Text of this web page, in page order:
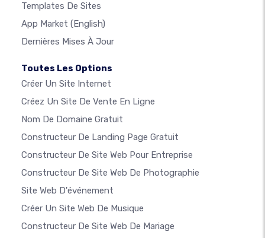
Templates De Sites
App Market (English)
Dernières Mises À Jour
Toutes Les Options
Créer Un Site Internet
Créez Un Site De Vente En Ligne
Nom De Domaine Gratuit
Constructeur De Landing Page Gratuit
Constructeur De Site Web Pour Entreprise
Constructeur De Site Web De Photographie
Site Web D'événement
Créer Un Site Web De Musique
Constructeur De Site Web De Mariage